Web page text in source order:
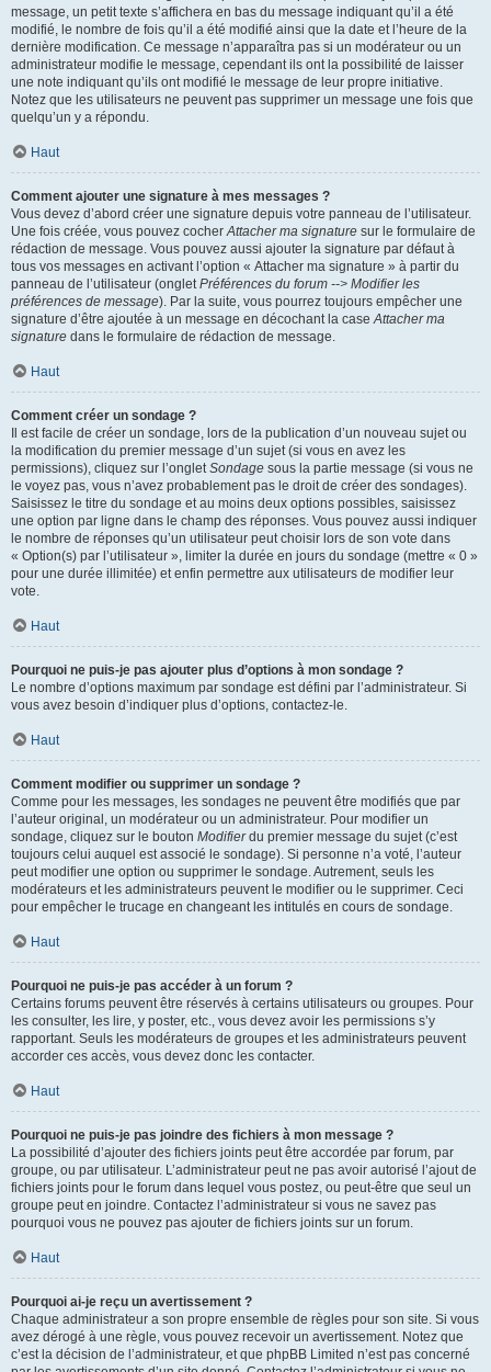
message, un petit texte s’affichera en bas du message indiquant qu’il a été
modifié, le nombre de fois qu’il a été modifié ainsi que la date et l’heure de la
dernière modification. Ce message n’apparaîtra pas si un modérateur ou un
administrateur modifie le message, cependant ils ont la possibilité de laisser
une note indiquant qu’ils ont modifié le message de leur propre initiative.
Notez que les utilisateurs ne peuvent pas supprimer un message une fois que
quelqu’un y a répondu.
Haut
Comment ajouter une signature à mes messages ?
Vous devez d’abord créer une signature depuis votre panneau de l’utilisateur.
Une fois créée, vous pouvez cocherAttacher ma signature sur le formulaire de
rédaction de message. Vous pouvez aussi ajouter la signature par défaut à
tous vos messages en activant l’option « Attacher ma signature » à partir du
panneau de l’utilisateur (ongletPréférences du forum --> Modifier les
préférences de message). Par la suite, vous pourrez toujours empêcher une
signature d’être ajoutée à un message en décochant la caseAttacher ma
signature dans le formulaire de rédaction de message.
Haut
Comment créer un sondage ?
Il est facile de créer un sondage, lors de la publication d’un nouveau sujet ou
la modification du premier message d’un sujet (si vous en avez les
permissions), cliquez sur l’ongletSondage sous la partie message (si vous ne
le voyez pas, vous n’avez probablement pas le droit de créer des sondages).
Saisissez le titre du sondage et au moins deux options possibles, saisissez
une option par ligne dans le champ des réponses. Vous pouvez aussi indiquer
le nombre de réponses qu’un utilisateur peut choisir lors de son vote dans
« Option(s) par l’utilisateur », limiter la durée en jours du sondage (mettre « 0 »
pour une durée illimitée) et enfin permettre aux utilisateurs de modifier leur
vote.
Haut
Pourquoi ne puis-je pas ajouter plus d’options à mon sondage ?
Le nombre d’options maximum par sondage est défini par l’administrateur. Si
vous avez besoin d’indiquer plus d’options, contactez-le.
Haut
Comment modifier ou supprimer un sondage ?
Comme pour les messages, les sondages ne peuvent être modifiés que par
l’auteur original, un modérateur ou un administrateur. Pour modifier un
sondage, cliquez sur le bouton Modifierdu premier message du sujet (c’est
toujours celui auquel est associé le sondage). Si personne n’a voté, l’auteur
peut modifier une option ou supprimer le sondage. Autrement, seuls les
modérateurs et les administrateurs peuvent le modifier ou le supprimer. Ceci
pour empêcher le trucage en changeant les intitulés en cours de sondage.
Haut
Pourquoi ne puis-je pas accéder à un forum ?
Certains forums peuvent être réservés à certains utilisateurs ou groupes. Pour
les consulter, les lire, y poster, etc., vous devez avoir les permissions s’y
rapportant. Seuls les modérateurs de groupes et les administrateurs peuvent
accorder ces accès, vous devez donc les contacter.
Haut
Pourquoi ne puis-je pas joindre des fichiers à mon message ?
La possibilité d’ajouter des fichiers joints peut être accordée par forum, par
groupe, ou par utilisateur. L’administrateur peut ne pas avoir autorisé l’ajout de
fichiers joints pour le forum dans lequel vous postez, ou peut-être que seul un
groupe peut en joindre. Contactez l’administrateur si vous ne savez pas
pourquoi vous ne pouvez pas ajouter de fichiers joints sur un forum.
Haut
Pourquoi ai-je reçu un avertissement ?
Chaque administrateur a son propre ensemble de règles pour son site. Si vous
avez dérogé à une règle, vous pouvez recevoir un avertissement. Notez que
c’est la décision de l’administrateur, et que phpBB Limited n’est pas concerné